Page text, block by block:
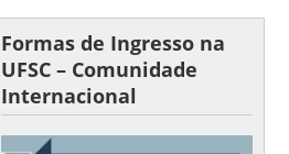
Formas de Ingresso na
UFSC – Comunidade
Internacional